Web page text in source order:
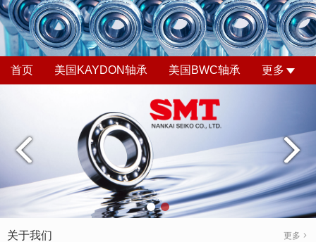
首页 美国KAYDON轴承 美国BWC轴承 更多
关于我们 更多